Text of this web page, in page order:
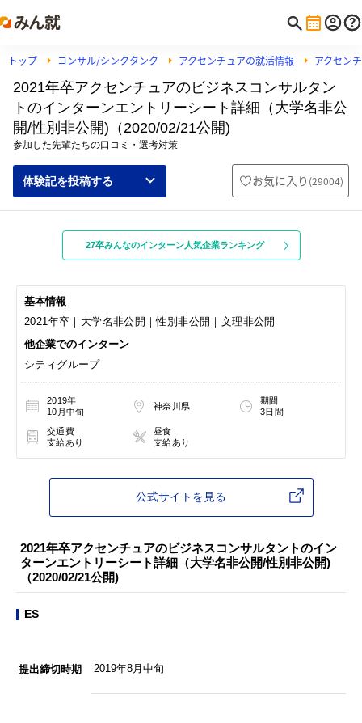
トップ コンサル/シンクタンク アクセンチュアの就活情報 アクセン
2021年卒アクセンチュアのビジネスコンサルタン
トのインターンエントリーシート詳細（大学名非公
開/性別非公開)（2020/02/21公開)
参加した先輩たちの口コミ・選考対策
体験記を投稿する お気に入り (29004)
27卒みんなのインターン人気企業ランキング
基本情報
2021年卒｜大学名非公開｜性別非公開｜文理非公開
他企業でのインターン
シティグループ
2019年
10月中旬
神奈川県
期間
3日間
交通費
支給あり
昼食
支給あり
公式サイトを見る
2021年卒アクセンチュアのビジネスコンサルタントのイン
ターンエントリーシート詳細（大学名非公開/性別非公開)
（2020/02/21公開)
ES
提出締切時期 2019年8月中旬